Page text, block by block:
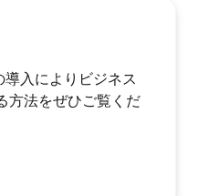
入によりビジネス
方法をぜひご覧くだ